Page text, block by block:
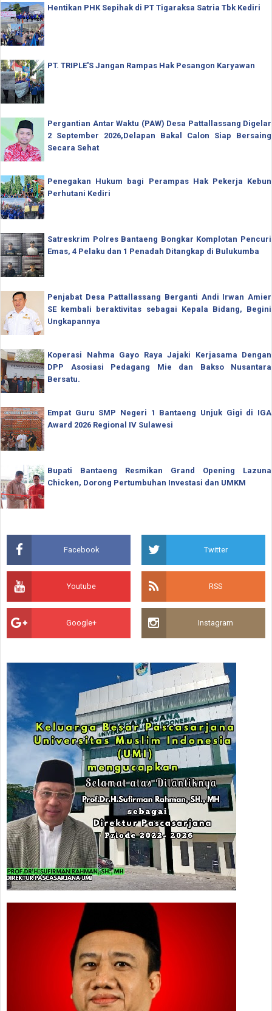
Hentikan PHK Sepihak di PT Tigaraksa Satria Tbk Kediri
PT. TRIPLE'S Jangan Rampas Hak Pesangon Karyawan
Pergantian Antar Waktu (PAW) Desa Pattallassang Digelar
2 September 2026,Delapan Bakal Calon Siap Bersaing
Secara Sehat
Penegakan Hukum bagi Perampas Hak Pekerja Kebun
Perhutani Kediri
Satreskrim Polres Bantaeng Bongkar Komplotan Pencuri
Emas, 4 Pelaku dan 1 Penadah Ditangkap di Bulukumba
Penjabat Desa Pattallassang Berganti Andi Irwan Amier
SE kembali beraktivitas sebagai Kepala Bidang, Begini
Ungkapannya
Koperasi Nahma Gayo Raya Jajaki Kerjasama Dengan
DPP Asosiasi Pedagang Mie dan Bakso Nusantara
Bersatu.
Empat Guru SMP Negeri 1 Bantaeng Unjuk Gigi di IGA
Award 2026 Regional IV Sulawesi
Bupati Bantaeng Resmikan Grand Opening Lazuna
Chicken, Dorong Pertumbuhan Investasi dan UMKM
Facebook Twitter
Youtube RSS
Google+ Instagram